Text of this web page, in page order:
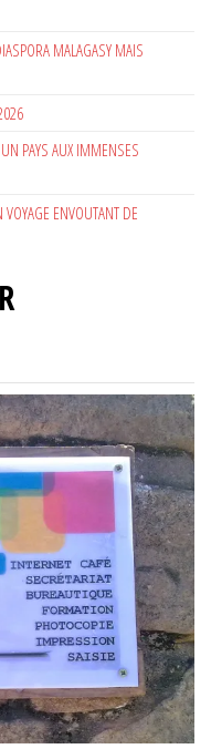
MALAGASY MAIS
PAYS AUX IMMENSES
ENVOUTANT DE